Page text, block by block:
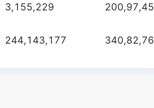
3,155,229 200,97,45
244,143,177 340,82,76